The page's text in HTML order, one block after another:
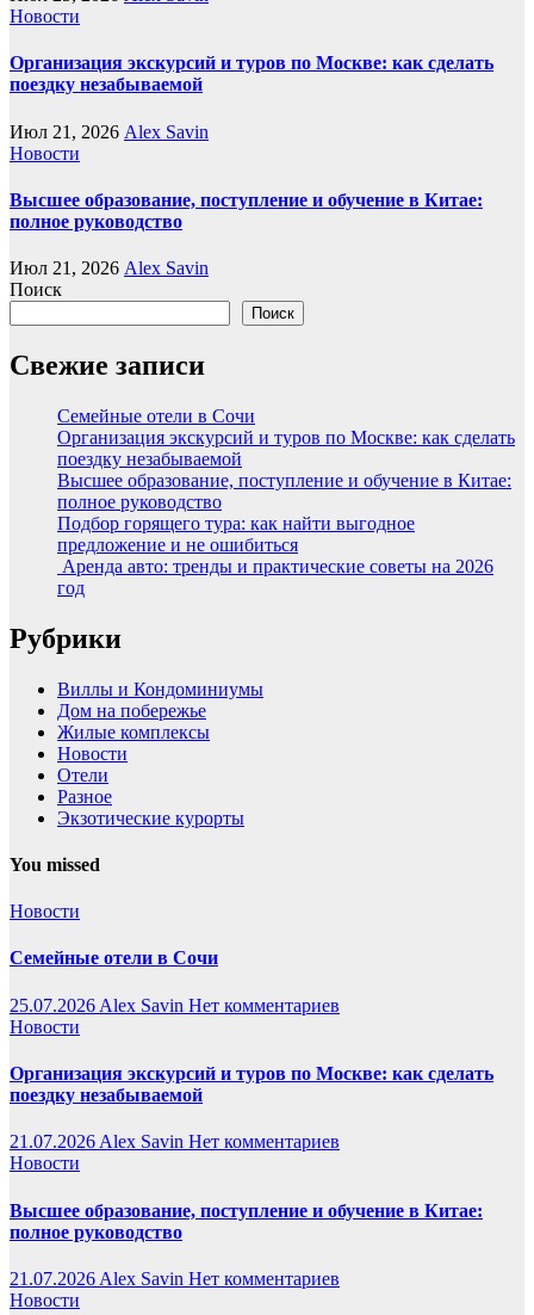
Новости
Организация экскурсий и туров по Москве: как сделать
поездку незабываемой
Июл 21, 2026 Alex Savin
Новости
Высшее образование, поступление и обучение в Китае:
полное руководство
Июл 21, 2026 Alex Savin
Поиск
Поиск
Свежие записи
Семейные отели в Сочи
Организация экскурсий и туров по Москве: как сделать
поездку незабываемой
Высшее образование, поступление и обучение в Китае:
полное руководство
Подбор горящего тура: как найти выгодное
предложение и не ошибиться
Аренда авто: тренды и практические советы на 2026
год
Рубрики
Виллы и Кондоминиумы
Дом на побережье
Жилые комплексы
Новости
Отели
Разное
Экзотические курорты
You missed
Новости
Семейные отели в Сочи
25.07.2026 Alex Savin Нет комментариев
Новости
Организация экскурсий и туров по Москве: как сделать
поездку незабываемой
21.07.2026 Alex Savin Нет комментариев
Новости
Высшее образование, поступление и обучение в Китае:
полное руководство
21.07.2026 Alex Savin Нет комментариев
Новости